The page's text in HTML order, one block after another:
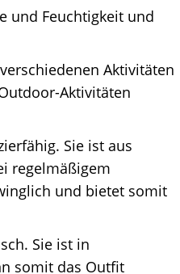
und Feuchtigkeit und
Aktivitäten
Aktivitäten
Sie ist aus
regelmäßigem
und bietet somit
Sie ist in
somit das Outfit